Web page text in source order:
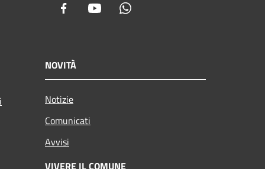
Facebook Youtube
NOVITÀ
Notizie
Comunicati
Avvisi
VIVERE IL COMUNE